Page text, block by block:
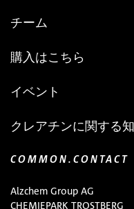
チーム
購入はこちら
イベント
クレアチンに関する
COMMON.CONTACT
Alzchem Group AG
CHEMIEPARK TROSTBERG